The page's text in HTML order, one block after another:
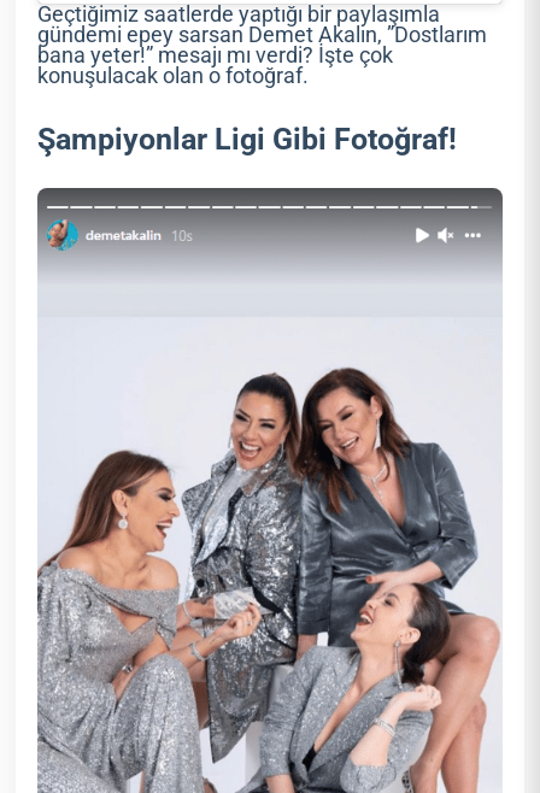
Geçtiğimiz saatlerde yaptığı bir paylaşımla
gündemi epey sarsan Demet Akalın, ”Dostlarım
bana yeter!” mesajı mı verdi? İşte çok
konuşulacak olan o fotoğraf.
Şampiyonlar Ligi Gibi Fotoğraf!